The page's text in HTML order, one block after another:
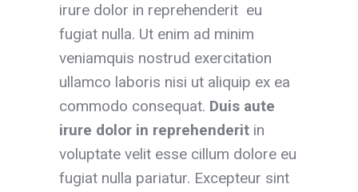
irure dolor in reprehenderit eu
fugiat nulla. Ut enim ad minim
veniamquis nostrud exercitation
ullamco laboris nisi ut aliquip ex ea
commodo consequat. Duis aute
irure dolor in reprehenderit in
voluptate velit esse cillum dolore eu
fugiat nulla pariatur. Excepteur sint